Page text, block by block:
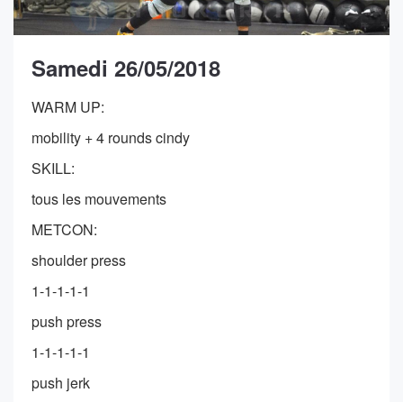
Samedi 26/05/2018
WARM UP:
mobility + 4 rounds cindy
SKILL:
tous les mouvements
METCON:
shoulder press
1-1-1-1-1
push press
1-1-1-1-1
push jerk